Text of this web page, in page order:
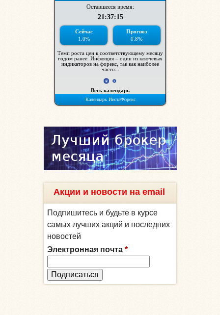
Акции и новости на email
Подпишитесь и будьте в курсе
самых лучших акций и последних
новостей
Электронная почта *